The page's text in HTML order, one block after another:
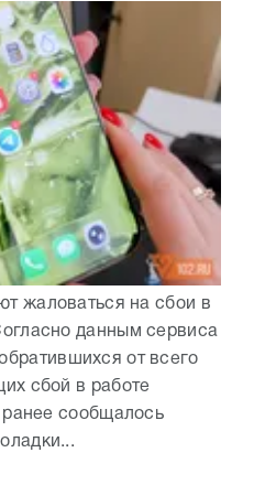
жаловаться на сбои в
данным сервиса
от всего
сбой в работе
сообщалось